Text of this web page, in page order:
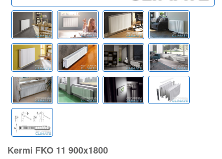
Kermi FKO 11 900x1800